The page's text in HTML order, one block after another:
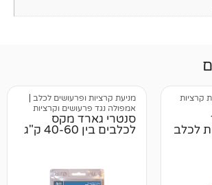
מניעת קרציות ופרעושים לכלב|
אמפולה נגד פרעושים וקרציות
סנטרי גארד מקס
לכלבים בין 40-60 ק"ג